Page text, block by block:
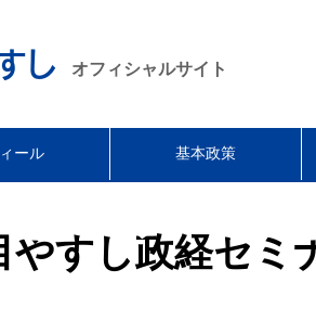
し オフィシャルサイト
ール 基本政策
やすし政経セミ